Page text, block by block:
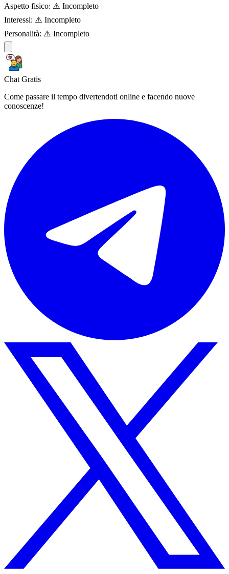
Aspetto fisico: ⚠️ Incompleto
Interessi: ⚠️ Incompleto
Personalità: ⚠️ Incompleto
Chat Gratis
Come passare il tempo divertendoti online e facendo nuove
conoscenze!